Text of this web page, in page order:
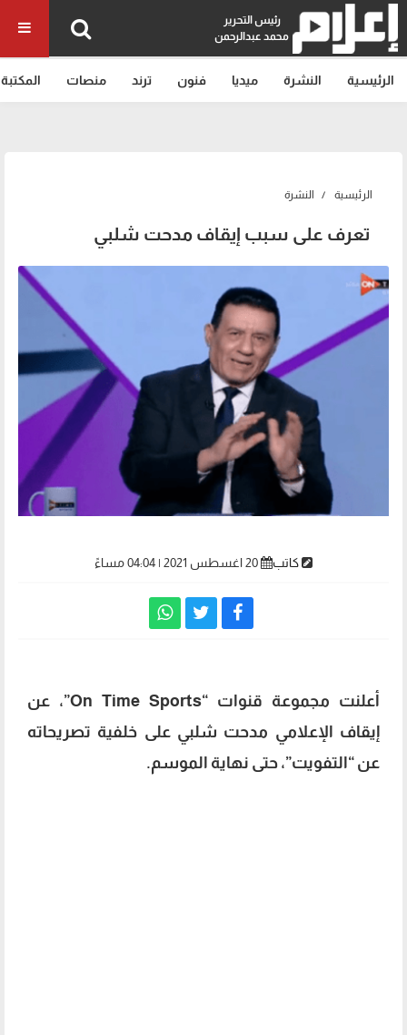
رئيس التحرير
محمد عبدالرحمن
الرئيسية النشرة ميديا فنون ترند منصات المكتبة
الرئيسية النشرة
تعرف على سبب إيقاف مدحت شلبي
كاتب
أعلنت مجموعة قنوات “On Time Sports”، عن
إيقاف الإعلامي مدحت شلبي على خلفية تصريحاته
عن “التفويت”، حتى نهاية الموسم.